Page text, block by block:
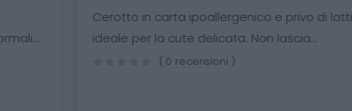
Cerotto in carta ipoallergenico e privo di lattice,
ideale per la cute delicata. Non lascia...
( 0 recensioni )